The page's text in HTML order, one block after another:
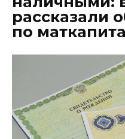
рассказали
по